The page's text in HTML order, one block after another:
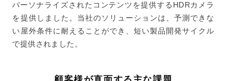
パーソナライズされたコンテンツを提供するHDRカメラ
を提供しました。当社のソリューションは、予測できな
い屋外条件に耐えることができ、短い製品開発サイクル
で提供されました。